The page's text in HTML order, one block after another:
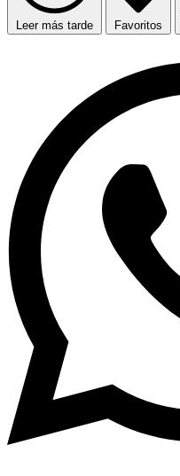
Leer más tarde Favoritos